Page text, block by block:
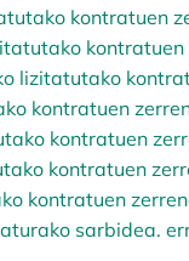
kontratuen
kontratuen
lizitatutako
kontratuen
kontratuen
kontratuen
kontratuen
sarbidea.